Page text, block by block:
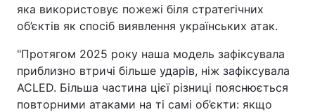
яка використовує пожежі біля стратегічних
об’єктів як спосіб виявлення українських атак.
"Протягом 2025 року наша модель зафіксувала
приблизно втричі більше ударів, ніж зафіксувала
ACLED. Більша частина цієї різниці пояснюється
повторними атаками на ті самі об’єкти: якщо